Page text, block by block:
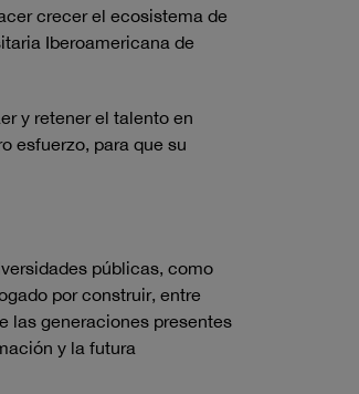
crecer el ecosistema de
Iberoamericana de
y retener el talento en
esfuerzo, para que su
públicas, como
por construir, entre
las generaciones presentes
y la futura